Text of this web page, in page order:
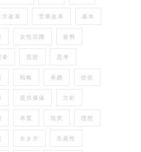
方改革 営業改革 基本
女性活躍 姿勢
者 思想 思考
戦略 承継 技術
提供価値 方針
本質 現実 理想
生き方 生産性